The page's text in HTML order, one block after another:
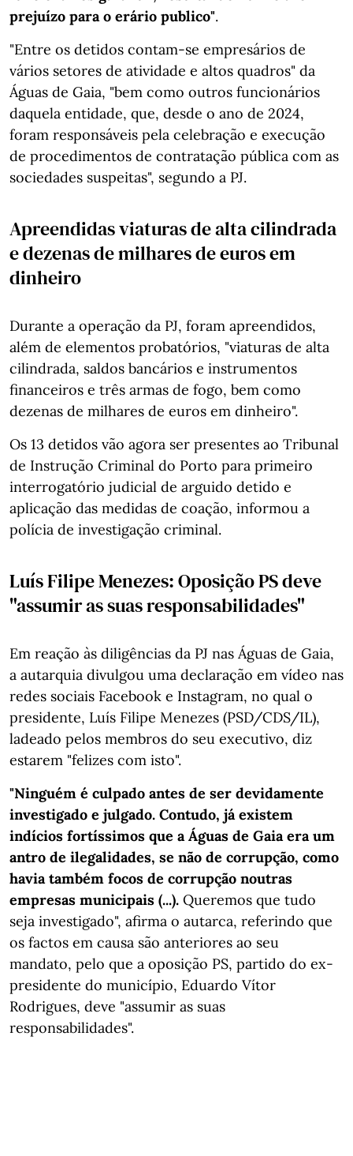
prejuízo para o erário publico".
"Entre os detidos contam-se empresários de
vários setores de atividade e altos quadros" da
Águas de Gaia, "bem como outros funcionários
daquela entidade, que, desde o ano de 2024,
foram responsáveis pela celebração e execução
de procedimentos de contratação pública com as
sociedades suspeitas", segundo a PJ.
Apreendidas viaturas de alta cilindrada
e dezenas de milhares de euros em
dinheiro
Durante a operação da PJ, foram apreendidos,
além de elementos probatórios, "viaturas de alta
cilindrada, saldos bancários e instrumentos
financeiros e três armas de fogo, bem como
dezenas de milhares de euros em dinheiro".
Os 13 detidos vão agora ser presentes ao Tribunal
de Instrução Criminal do Porto para primeiro
interrogatório judicial de arguido detido e
aplicação das medidas de coação, informou a
polícia de investigação criminal.
Luís Filipe Menezes: Oposição PS deve
"assumir as suas responsabilidades"
Em reação às diligências da PJ nas Águas de Gaia,
a autarquia divulgou uma declaração em vídeo nas
redes sociais Facebook e Instagram, no qual o
presidente, Luís Filipe Menezes (PSD/CDS/IL),
ladeado pelos membros do seu executivo, diz
estarem "felizes com isto".
"Ninguém é culpado antes de ser devidamente
investigado e julgado. Contudo, já existem
indícios fortíssimos que a Águas de Gaia era um
antro de ilegalidades, se não de corrupção, como
havia também focos de corrupção noutras
empresas municipais (...). Queremos que tudo
seja investigado", afirma o autarca, referindo que
os factos em causa são anteriores ao seu
mandato, pelo que a oposição PS, partido do ex-
presidente do município, Eduardo Vítor
Rodrigues, deve "assumir as suas
responsabilidades".